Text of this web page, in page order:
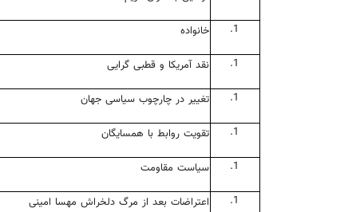
خانواده
نقد آمریکا و قطبی گرایی
تغییر در چارچوب سیاسی جهان
تقویت روابط با همسایگان
سیاست مقاومت
اعتراضات بعد از مرگ دلخراش مهسا امینی